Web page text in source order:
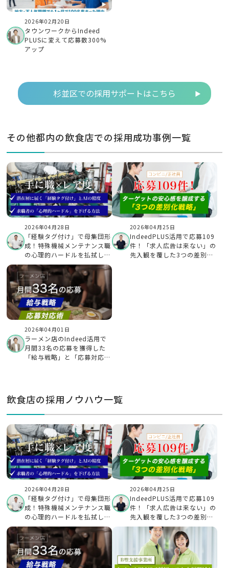
2026年02月20日
タウンワークからIndeed
PLUSに変えて応募数300%
アップ
杉並区での採用サポートはこちら
その他都内の飲食店での採用成功事例一覧
2026年04月28日
「経験タグ付け」で母集団形
成！特殊機械メンテナンス職
の心理的ハードルを払拭した
Indeed PLUS活用術
2026年04月25日
IndeedPLUS活用で応募109
件！「求人広告は来ない」の
先入観を覆した3つの差別化
2026年04月01日
ラーメン店のIndeed活用で
月間33名の応募を獲得した
「給与戦略」と「応募対応
飲食店の採用ノウハウ一覧
2026年04月28日
「経験タグ付け」で母集団形
成！特殊機械メンテナンス職
の心理的ハードルを払拭した
Indeed PLUS活用術
2026年04月25日
IndeedPLUS活用で応募109
件！「求人広告は来ない」の
先入観を覆した3つの差別化
戦略